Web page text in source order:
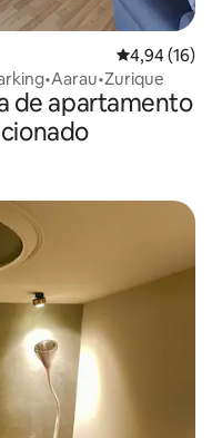
4,94 de uma
4,94 (16)
de apartamento